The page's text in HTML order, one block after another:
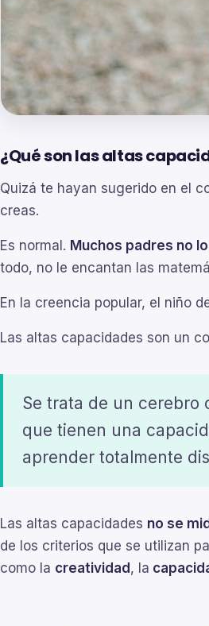
¿Qué son las altas
Quizá te hayan sugerido en el
creas.
Es normal. Muchos padres no
todo, no le encantan las
En la creencia popular, el niño
Las altas capacidades son un
Se trata de un cerebro
que tienen una
aprender totalmente
Las altas capacidades no se
de los criterios que se utilizan
como la creatividad, la